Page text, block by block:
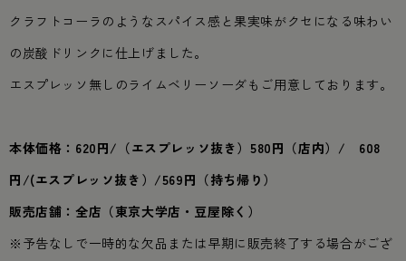
クラフトコーラのようなスパイス感と果実味がクセになる味わい
の炭酸ドリンクに仕上げました。
エスプレッソ無しのライムベリーソーダもご用意しております。
本体価格：620円/（エスプレッソ抜き）580円（店内）/ 608
円/(エスプレッソ抜き）/569円（持ち帰り）
販売店舗：全店（東京大学店・豆屋除く）
※予告なしで一時的な欠品または早期に販売終了する場合がござ